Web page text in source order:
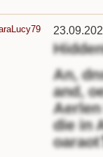
An,
and,
die in